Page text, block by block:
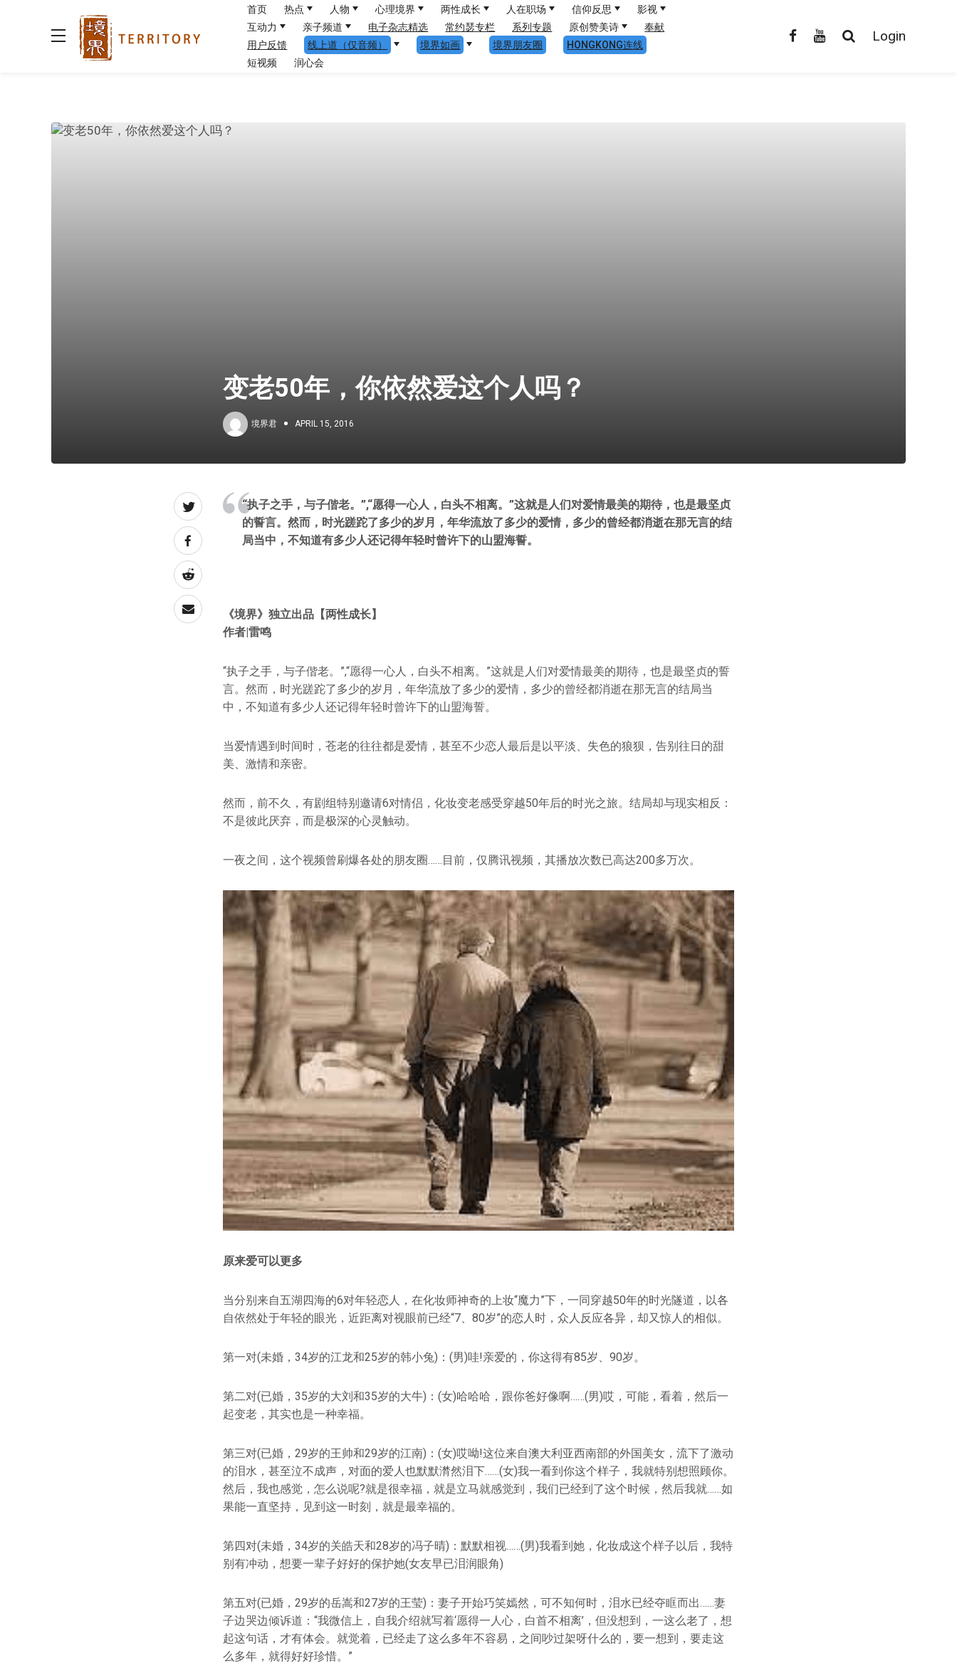
首页 热点 人物 心理境界 两性成长 人在职场 信仰反思
影视
互动力
亲子频道 电子杂志精选 常约瑟专栏 系列专题 原创赞美诗
奉献
用户反馈
线上道（仅音频） 境界如画 境界朋友圈
HONGKONG连线
短视频
润心会
Login
变老50年，你依然爱这个人吗？
境界君 APRIL 15, 2016
“执子之手，与子偕老。”,“愿得一心人，白头不相离。”这就是人们对爱情最美的期待，也是最坚贞
的誓言。然而，时光蹉跎了多少的岁月，年华流放了多少的爱情，多少的曾经都消逝在那无言的结
局当中，不知道有多少人还记得年轻时曾许下的山盟海誓。
《境界》独立出品【两性成长】
作者|雷鸣
“执子之手，与子偕老。”,“愿得一心人，白头不相离。”这就是人们对爱情最美的期待，也是最坚贞的誓
言。然而，时光蹉跎了多少的岁月，年华流放了多少的爱情，多少的曾经都消逝在那无言的结局当
中，不知道有多少人还记得年轻时曾许下的山盟海誓。
当爱情遇到时间时，苍老的往往都是爱情，甚至不少恋人最后是以平淡、失色的狼狈，告别往日的甜
美、激情和亲密。
然而，前不久，有剧组特别邀请6对情侣，化妆变老感受穿越50年后的时光之旅。结局却与现实相反：
不是彼此厌弃，而是极深的心灵触动。
一夜之间，这个视频曾刷爆各处的朋友圈……目前，仅腾讯视频，其播放次数已高达200多万次。
原来爱可以更多
当分别来自五湖四海的6对年轻恋人，在化妆师神奇的上妆“魔力”下，一同穿越50年的时光隧道，以各
自依然处于年轻的眼光，近距离对视眼前已经“7、80岁”的恋人时，众人反应各异，却又惊人的相似。
第一对(未婚，34岁的江龙和25岁的韩小兔)：(男)哇!亲爱的，你这得有85岁、90岁。
第二对(已婚，35岁的大刘和35岁的大牛)：(女)哈哈哈，跟你爸好像啊……(男)哎，可能，看着，然后一
起变老，其实也是一种幸福。
第三对(已婚，29岁的王帅和29岁的江南)：(女)哎呦!这位来自澳大利亚西南部的外国美女，流下了激动
的泪水，甚至泣不成声，对面的爱人也默默潸然泪下……(女)我一看到你这个样子，我就特别想照顾你。
然后，我也感觉，怎么说呢?就是很幸福，就是立马就感觉到，我们已经到了这个时候，然后我就……如
果能一直坚持，见到这一时刻，就是最幸福的。
第四对(未婚，34岁的关皓天和28岁的冯子晴)：默默相视……(男)我看到她，化妆成这个样子以后，我特
别有冲动，想要一辈子好好的保护她(女友早已泪润眼角)
第五对(已婚，29岁的岳嵩和27岁的王莹)：妻子开始巧笑嫣然，可不知何时，泪水已经夺眶而出……妻
子边哭边倾诉道：“我微信上，自我介绍就写着‘愿得一人心，白首不相离’，但没想到，一这么老了，想
起这句话，才有体会。就觉着，已经走了这么多年不容易，之间吵过架呀什么的，要一想到，要走这
么多年，就得好好珍惜。”